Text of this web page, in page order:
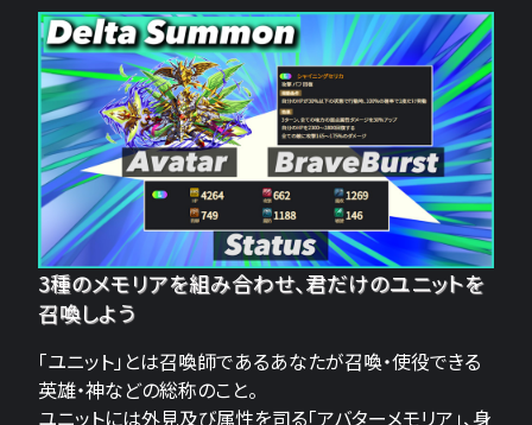
3種のメモリアを組み合わせ、君だけのユニットを
召喚しよう
「ユニット」とは召喚師であるあなたが召喚・使役できる
英雄・神などの総称のこと。
ユニットには外見及び属性を司る「アバターメモリア」、身